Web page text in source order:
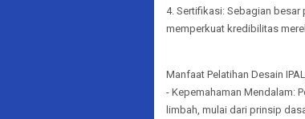
4. Sertifikasi: Sebagian
memperkuat kredibilitas
Manfaat Pelatihan Desain
- Kepemahaman Mendalam:
limbah, mulai dari prinsip